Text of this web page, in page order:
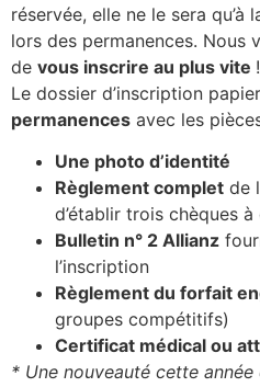
réservée, elle ne le sera
lors des permanences. Nous
de vous inscrire au plus vite !
Le dossier d’inscription
permanences avec les
Une photo d’identité
Règlement complet de
d’établir trois chèques
Bulletin n° 2 Allianz
l’inscription
Règlement du forfait
groupes compétitifs)
Certificat médical ou
* Une nouveauté cette